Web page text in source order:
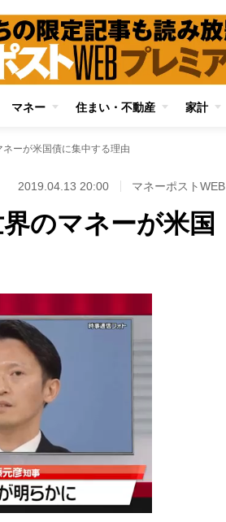
マネー 住まい・不動産 家計
ネーが米国債に集中する理由
2019.04.13 20:00 マネーポストWEB
のマネーが米国